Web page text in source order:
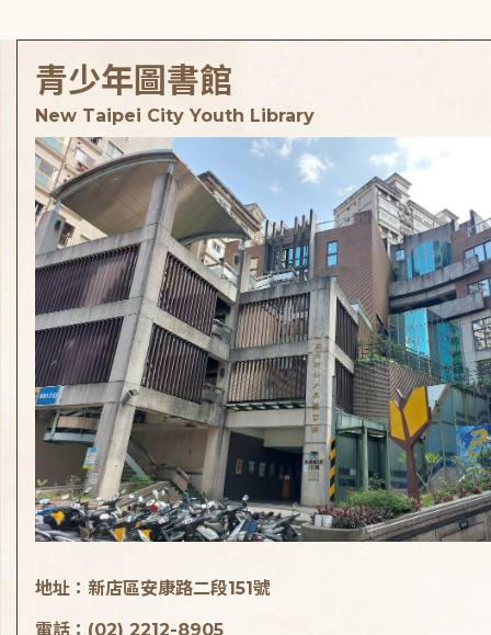
青少年圖書館
New Taipei City Youth Library
地址：新店區安康路二段151號
電話：(02) 2212-8905